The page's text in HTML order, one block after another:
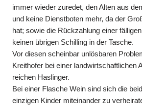
immer wieder zuredet, den Alten aus
und keine Dienstboten mehr, da der
hat; sowie die Rückzahlung einer
keinen übrigen Schilling in der Tasche.
Vor diesen scheinbar unlösbaren
Kreithofer bei einer landwirtschaftlichen
reichen Haslinger.
Bei einer Flasche Wein sind sich die
einzigen Kinder miteinander zu